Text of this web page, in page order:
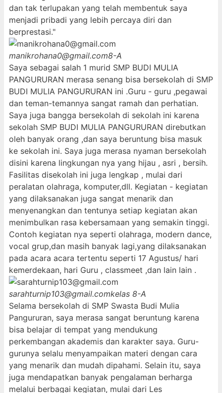
dan tak terlupakan yang telah membentuk saya
menjadi pribadi yang lebih percaya diri dan
berprestasi."
manikrohana0@gmail.com8-A
Saya sebagai salah 1 murid SMP BUDI MULIA
PANGURURAN merasa senang bisa bersekolah di SMP
BUDI MULIA PANGURURAN ini .Guru - guru ,pegawai
dan teman-temannya sangat ramah dan perhatian.
Saya juga bangga bersekolah di sekolah ini karena
sekolah SMP BUDI MULIA PANGURURAN direbutkan
oleh banyak orang ,dan saya beruntung bisa masuk
ke sekolah ini. Saya juga merasa nyaman bersekolah
disini karena lingkungan nya yang hijau , asri , bersih.
Fasilitas disekolah ini juga lengkap , mulai dari
peralatan olahraga, komputer,dll. Kegiatan - kegiatan
yang dilaksanakan juga sangat menarik dan
menyenangkan dan tentunya setiap kegiatan akan
menimbulkan rasa kebersamaan yang semakin tinggi.
Contoh kegiatan nya seperti olahraga, modern dance,
vocal grup,dan masih banyak lagi,yang dilaksanakan
pada acara acara tertentu seperti 17 Agustus/ hari
kemerdekaan, hari Guru , classmeet ,dan lain lain .
sarahturnip103@gmail.comkelas 8-A
Selama bersekolah di SMP Swasta Budi Mulia
Pangururan, saya merasa sangat beruntung karena
bisa belajar di tempat yang mendukung
perkembangan akademis dan karakter saya. Guru-
gurunya selalu menyampaikan materi dengan cara
yang menarik dan mudah dipahami. Selain itu, saya
juga mendapatkan banyak pengalaman berharga
melalui berbagai kegiatan, mulai dari Les